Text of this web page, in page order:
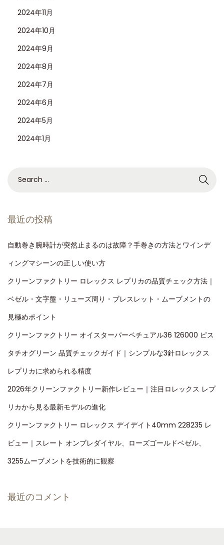
2024年11月
2024年10月
2024年9月
2024年8月
2024年7月
2024年6月
2024年5月
2024年1月
最近の投稿
自動巻き腕時計が突然止まるのは故障？手巻きの方法とワインデ
ィングマシーンの正しい使い方
クリーンファクトリー ロレックス レプリカの品質チェック方法｜
ベゼル・文字盤・リューズ周り・ブレスレット・ムーブメントの
見極めポイント
クリーンファクトリー オイスターパーペチュアル36 126000 ピス
タチオグリーン 品質チェックガイド｜シンプルな3針ロレックス
レプリカに求められる精度
2026年クリーンファクトリー新作レビュー｜注目ロレックス レプ
リカから見る最新モデルの進化
クリーンファクトリー ロレックス デイデイト40mm 228235 レ
ビュー｜スレート オンブレダイヤル、ローズゴールドベゼル、
3255ムーブメントを技術的に観察
最近のコメント